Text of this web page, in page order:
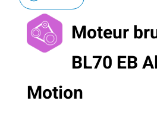
Moteur
BL70 EB
Motion